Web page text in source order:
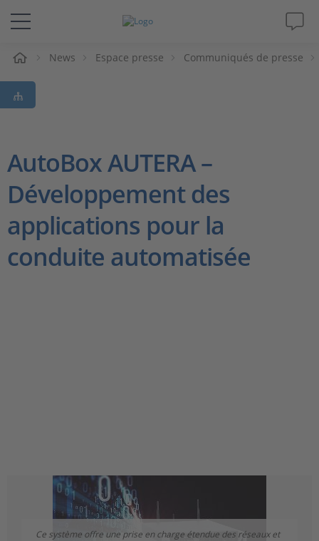
Solutions & Produits
Support
Société
Carrières
News Espace presse Communiqués de presse
AutoBox AUTERA –
Développement des
applications pour la
conduite automatisée
Ce système offre une prise en charge étendue des réseaux et